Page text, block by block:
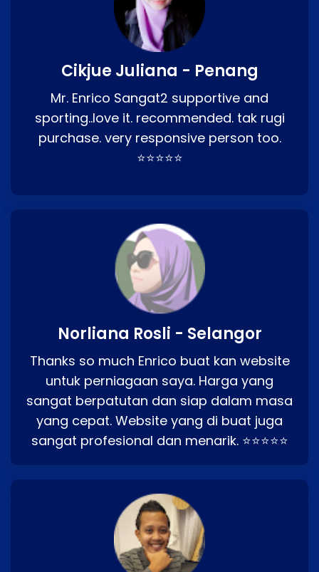
Cikjue Juliana - Penang
Mr. Enrico Sangat2 supportive and
sporting..love it. recommended. tak rugi
purchase. very responsive person too.
⭐⭐⭐⭐⭐
Norliana Rosli - Selangor
Thanks so much Enrico buat kan website
untuk perniagaan saya. Harga yang
sangat berpatutan dan siap dalam masa
yang cepat. Website yang di buat juga
sangat profesional dan menarik. ⭐⭐⭐⭐⭐